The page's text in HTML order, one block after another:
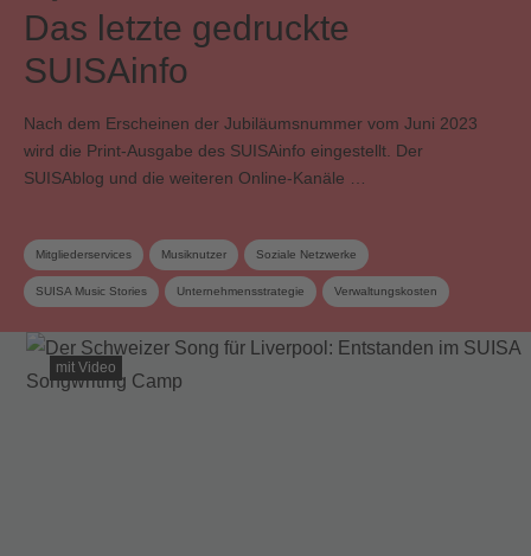
Das letzte gedruckte
SUISAinfo
Nach dem Erscheinen der Jubiläumsnummer vom Juni 2023
wird die Print-Ausgabe des SUISAinfo eingestellt. Der
SUISAblog und die weiteren Online-Kanäle …
Mitgliederservices Musiknutzer Soziale Netzwerke
SUISA Music Stories Unternehmensstrategie Verwaltungskosten
mit Video